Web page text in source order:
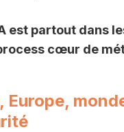
est partout dans
cœur de
Europe,